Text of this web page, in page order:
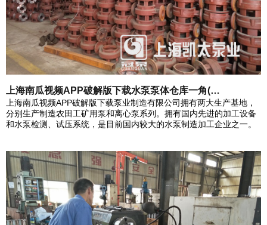
上海南瓜视频APP破解版下载水泵泵体仓库一角(…
上海南瓜视频APP破解版下载泵业制造有限公司拥有两大生产基地，
分别生产制造农田工矿用泵和离心泵系列。拥有国内先进的加工设备
和水泵检测、试压系统，是目前国内较大的水泵制造加工企业之一。